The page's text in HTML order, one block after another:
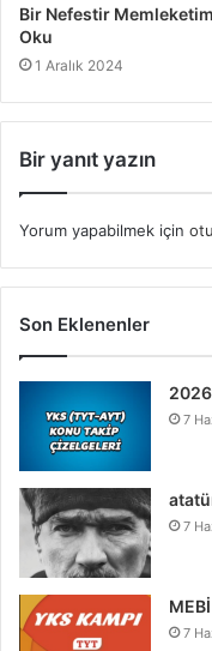
Bir Nefestir
Oku
1 Aralık 2024
Bir yanıt yazın
Yorum yapabilmek için
Son Eklenenler
7
7
7